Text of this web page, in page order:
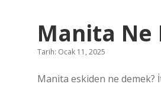
Manita Ne
Tarih: Ocak 11, 2025
Manita eskiden ne demek?